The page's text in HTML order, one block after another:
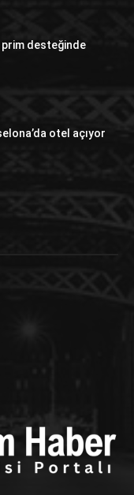
prim desteğinde
otel açıyor